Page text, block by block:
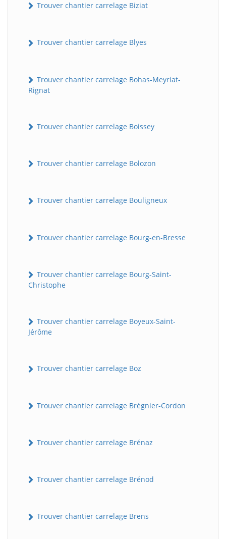
Trouver chantier carrelage Biziat
Trouver chantier carrelage Blyes
Trouver chantier carrelage Bohas-Meyriat-
Rignat
Trouver chantier carrelage Boissey
Trouver chantier carrelage Bolozon
Trouver chantier carrelage Bouligneux
Trouver chantier carrelage Bourg-en-Bresse
Trouver chantier carrelage Bourg-Saint-
Christophe
Trouver chantier carrelage Boyeux-Saint-
Jérôme
Trouver chantier carrelage Boz
Trouver chantier carrelage Brégnier-Cordon
Trouver chantier carrelage Brénaz
Trouver chantier carrelage Brénod
Trouver chantier carrelage Brens